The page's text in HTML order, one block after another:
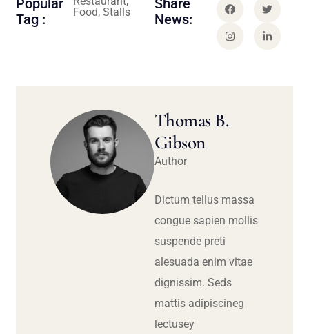
Tag :
Food, Stalls
News:
Thomas B.
Gibson
Author
Dictum tellus massa
congue sapien mollis
suspende preti
alesuada enim vitae
dignissim. Seds
mattis adipiscineg
lectusey